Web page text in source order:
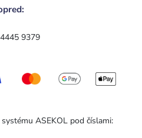
9379
ASEKOL pod číslami: